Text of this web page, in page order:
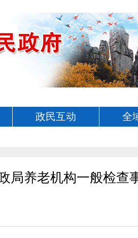
政民互动 全
局养老机构一般检查